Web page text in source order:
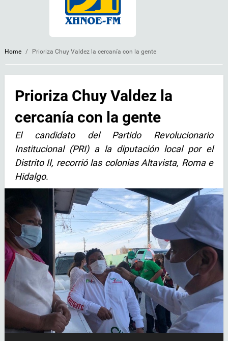
Home / Prioriza Chuy Valdez la cercanía con la gente
Prioriza Chuy Valdez la
cercanía con la gente
El candidato del Partido Revolucionario
Institucional (PRI) a la diputación local por el
Distrito II, recorrió las colonias Altavista, Roma e
Hidalgo.